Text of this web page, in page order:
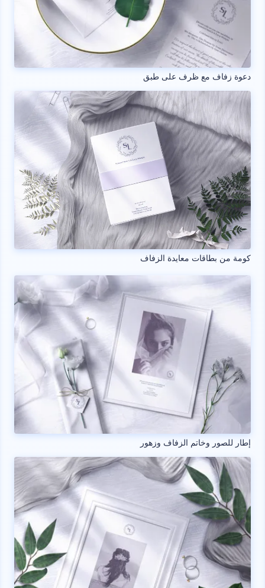
دعوة زفاف مع ظرف على طبق
كومة من بطاقات معايدة الزفاف
إطار للصور وخاتم الزفاف وزهور